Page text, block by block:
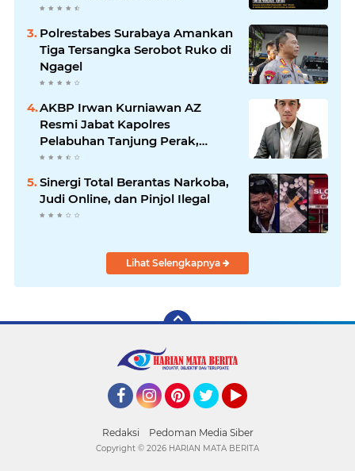
Polrestabes Surabaya Usut
Hingga Tuntas
Polrestabes Surabaya Amankan
Tiga Tersangka Serobot Ruko di
Ngagel
AKBP Irwan Kurniawan AZ
Resmi Jabat Kapolres
Pelabuhan Tanjung Perak,
Pimpinan Redaksi
HarianMataBerita.com
Sampaikan Ucapan Selamat
Sinergi Total Berantas Narkoba,
Judi Online, dan Pinjol Ilegal
Lihat Selengkapnya
Redaksi Pedoman Media Siber
Copyright © 2026 HARIAN MATA BERITA